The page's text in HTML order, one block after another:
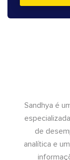
Sandhya é
de
analítica e